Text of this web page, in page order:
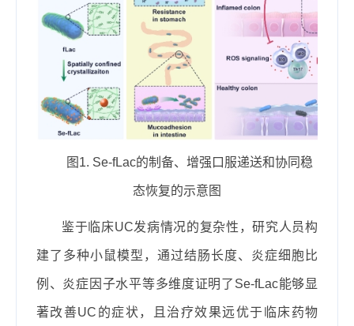
图 1. Se-fLac的制备、增强口服递送和协同稳
态恢复的示意图
鉴于临床UC发病情况的复杂性，研究人员构
建了多种小鼠模型，通过结肠长度、炎症细胞比
例、炎症因子水平等多维度证明了 Se-fLac能够显
著改善UC 的症状，且治疗效果远优于临床药物